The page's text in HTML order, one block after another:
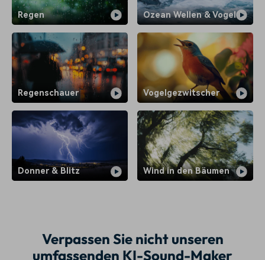
Regen Ozean Wellen & Vogel
Regenschauer Vogelgezwitscher
Donner & Blitz Wind in den Bäumen
Verpassen Sie nicht unseren
umfassenden KI-Sound-Maker